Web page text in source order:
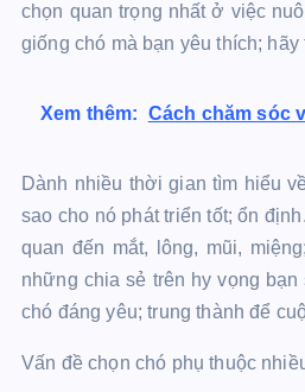
chọn quan trọng nhất ở việc
giống chó mà bạn yêu thích;
Xem thêm: Cách chăm sóc
Dành nhiều thời gian tìm hiểu
sao cho nó phát triển tốt; ổn
quan đến mắt, lông, mũi,
những chia sẻ trên hy vọng
chó đáng yêu; trung thành để
Vấn đề chọn chó phụ thuộc